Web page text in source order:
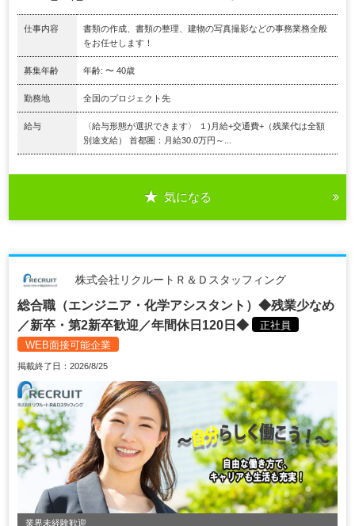
仕事内容
書類の作成、書類の整理、建物の写真撮影などの事務業務全般
をお任せします！
募集年齢 年齢: 〜 40歳
勤務地 全国のプロジェクト先
給与
〈給与形態が選択できます〉 １)月給+交通費+（残業代は全額
別途支給） 首都圏：月給30.0万円～...
気になる
株式会社リクルートＲ＆Ｄスタッフィング
総合職（エンジニア・化学アシスタント）◆残業少なめ
／新卒・第2新卒歓迎／年間休日120日◆
正社員
WEB面接可能企業
掲載終了日：2026/8/25
業界未経験歓迎